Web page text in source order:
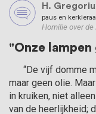
H.
paus en
Homilie over de
"Onze lampen
“De vijf domme
maar geen olie.
in kruiken, niet
van de heerlijkheid;